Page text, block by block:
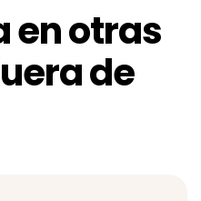
en otras
de